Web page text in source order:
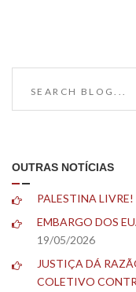
OUTRAS NOTÍCIAS
PALESTINA LIVRE!
EMBARGO DOS
19/05/2026
JUSTIÇA DÁ
COLETIVO